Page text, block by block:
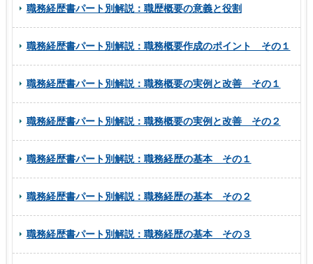
職務経歴書パート別解説：職歴概要の意義と役割
職務経歴書パート別解説：職務概要作成のポイント その１
職務経歴書パート別解説：職務概要の実例と改善 その１
職務経歴書パート別解説：職務概要の実例と改善 その２
職務経歴書パート別解説：職務経歴の基本 その１
職務経歴書パート別解説：職務経歴の基本 その２
職務経歴書パート別解説：職務経歴の基本 その３